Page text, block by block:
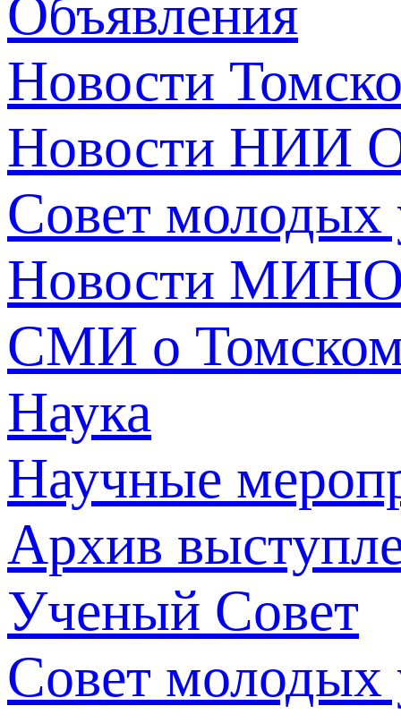
Объявления
Новости
Новости НИИ
Совет молодых
Новости
СМИ о
Наука
Научные
Архив
Ученый Совет
Совет молодых